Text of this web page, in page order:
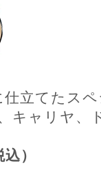
仕立てたス
キャリヤ、
）